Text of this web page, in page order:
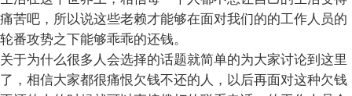
痛苦吧，所以说这些老赖才能够在面对我们的的工作人员的
轮番攻势之下能够乖乖的还钱。
关于为什么很多人会选择的话题就简单的为大家讨论到这里
了，相信大家都很痛恨欠钱不还的人，以后再面对这种欠钱